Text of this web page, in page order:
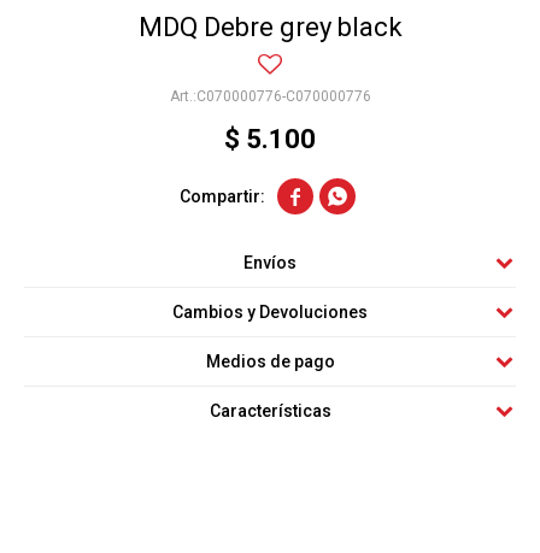
MDQ Debre grey black
C070000776-C070000776
$ 5.100
 
Envíos
Cambios y Devoluciones
Medios de pago
Características